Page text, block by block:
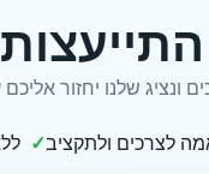
שלנו יחזור
לצרכים ולתקציב